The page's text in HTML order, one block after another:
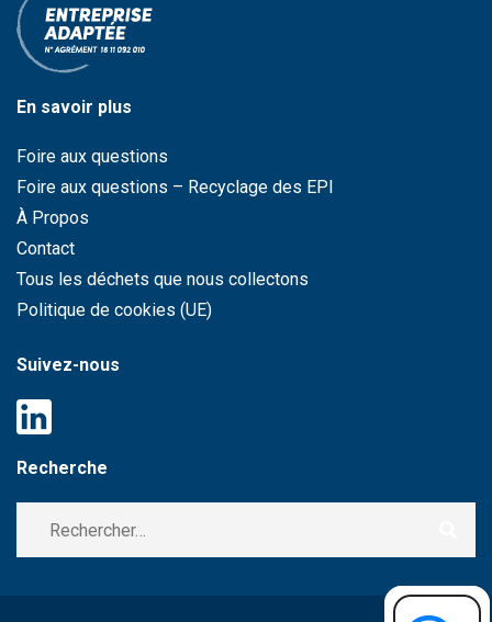
En savoir plus
Foire aux questions
Foire aux questions – Recyclage des EPI
À Propos
Contact
Tous les déchets que nous collectons
Politique de cookies (UE)
Suivez-nous
Recherche